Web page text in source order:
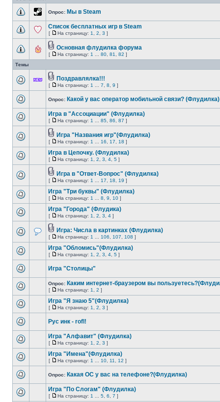
Опрос: Мы в Steam
Список бесплатных игр в Steam
[ На страницу: 1 2 3 ]
Основная флудилка форума
[ На страницу: 1 80 81 82 ]
Темы
Поздравлялка!!!
[ На страницу: 1 7 8 9 ]
Опрос: Какой у вас оператор мобильной связи? (Флудилка)
Игра в "Ассоциации" (Флудилка)
[ На страницу: 1 85 86 87 ]
Игра "Названия игр"(Флудилка)
[ На страницу: 1 16 17 18 ]
Игра в Цепочку. (Флудилка)
[ На страницу: 1 2 3 4 5 ]
Игра в "Ответ-Вопрос" (Флудилка)
[ На страницу: 1 17 18 19 ]
Игра "Три буквы" (Флудилка)
[ На страницу: 1 8 9 10 ]
Игра "Города" (Флудика)
[ На страницу: 1 2 3 4 ]
Игра: Числа в картинках (Флудилка)
[ На страницу: 1 106 107 108 ]
Игра "Обломись"(Флудилка)
[ На страницу: 1 2 3 4 5 ]
Игра "Столицы"
Опрос: Каким интернет-браузером вы
[ На страницу: 1 2 ]
Игра "Я знаю 5"(Флудилка)
[ На страницу: 1 2 3 ]
Рус инк - rofl!
Игра "Алфавит" (Флудилка)
[ На страницу: 1 2 3 ]
Игра "Имена"(Флудилка)
[ На страницу: 1 10 11 12 ]
Опрос: Какая ОС у вас на телефоне?(Флудилка)
Игра "По Слогам" (Флудилка)
[ На страницу: 1 5 6 7 ]